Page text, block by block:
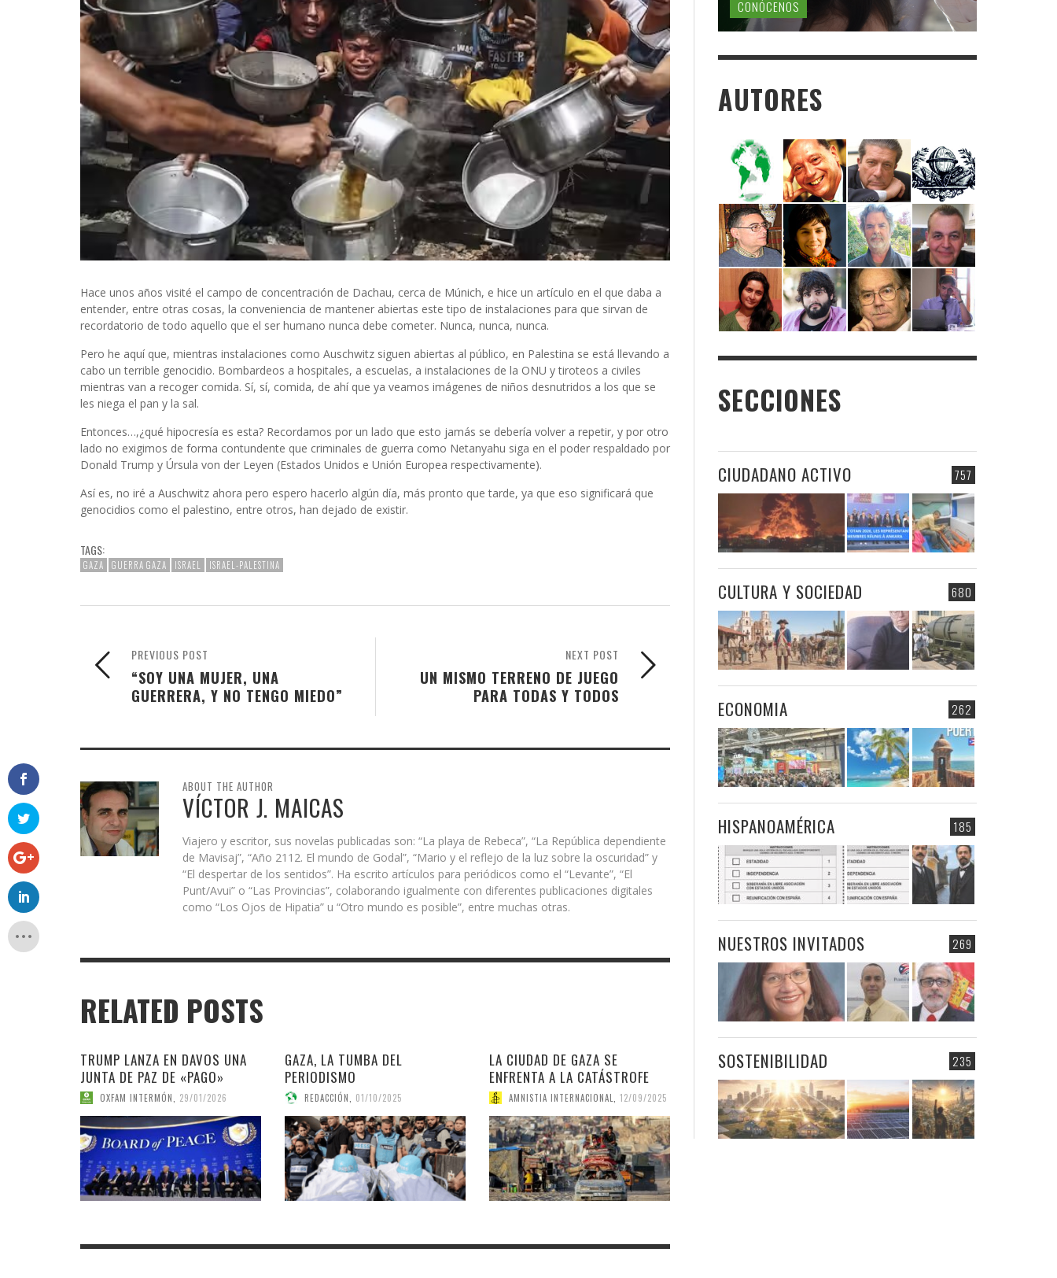
Hace unos años visité el campo de concentración de Dachau, cerca de Múnich, e hice un artículo en el que daba a
entender, entre otras cosas, la conveniencia de mantener abiertas este tipo de instalaciones para que sirvan de
recordatorio de todo aquello que el ser humano nunca debe cometer. Nunca, nunca, nunca.
Pero he aquí que, mientras instalaciones como Auschwitz siguen abiertas al público, en Palestina se está llevando a
cabo un terrible genocidio. Bombardeos a hospitales, a escuelas, a instalaciones de la ONU y tiroteos a civiles
mientras van a recoger comida. Sí, sí, comida, de ahí que ya veamos imágenes de niños desnutridos a los que se
les niega el pan y la sal.
Entonces…,¿qué hipocresía es esta? Recordamos por un lado que esto jamás se debería volver a repetir, y por otro
lado no exigimos de forma contundente que criminales de guerra como Netanyahu siga en el poder respaldado por
Donald Trump y Úrsula von der Leyen (Estados Unidos e Unión Europea respectivamente).
Así es, no iré a Auschwitz ahora pero espero hacerlo algún día, más pronto que tarde, ya que eso significará que
genocidios como el palestino, entre otros, han dejado de existir.
TAGS:
GAZA GUERRA GAZA ISRAEL ISRAEL-PALESTINA
NEXT POST
UN MISMO TERRENO DE JUEGO
PARA TODAS Y TODOS
PREVIOUS POST
“SOY UNA MUJER, UNA
GUERRERA, Y NO TENGO MIEDO”
ABOUT THE AUTHOR
VÍCTOR J. MAICAS
Viajero y escritor, sus novelas publicadas son: “La playa de Rebeca”, “La República dependiente
de Mavisaj”, “Año 2112. El mundo de Godal”, “Mario y el reflejo de la luz sobre la oscuridad” y
“El despertar de los sentidos”. Ha escrito artículos para periódicos como el “Levante”, “El
Punt/Avui” o “Las Provincias”, colaborando igualmente con diferentes publicaciones digitales
como “Los Ojos de Hipatia” u “Otro mundo es posible”, entre muchas otras.
RELATED POSTS
TRUMP LANZA EN DAVOS UNA
JUNTA DE PAZ DE «PAGO»
OXFAM INTERMÓN 29/01/2026
GAZA, LA TUMBA DEL
PERIODISMO
REDACCIÓN 01/10/2025
LA CIUDAD DE GAZA SE
ENFRENTA A LA CATÁSTROFE
AMNISTIA INTERNACIONAL 12/09/2025
CONÓCENOS
AUTORES
SECCIONES
757
CIUDADANO ACTIVO
680
CULTURA Y SOCIEDAD
262
ECONOMIA
185
HISPANOAMÉRICA
269
NUESTROS INVITADOS
235
SOSTENIBILIDAD